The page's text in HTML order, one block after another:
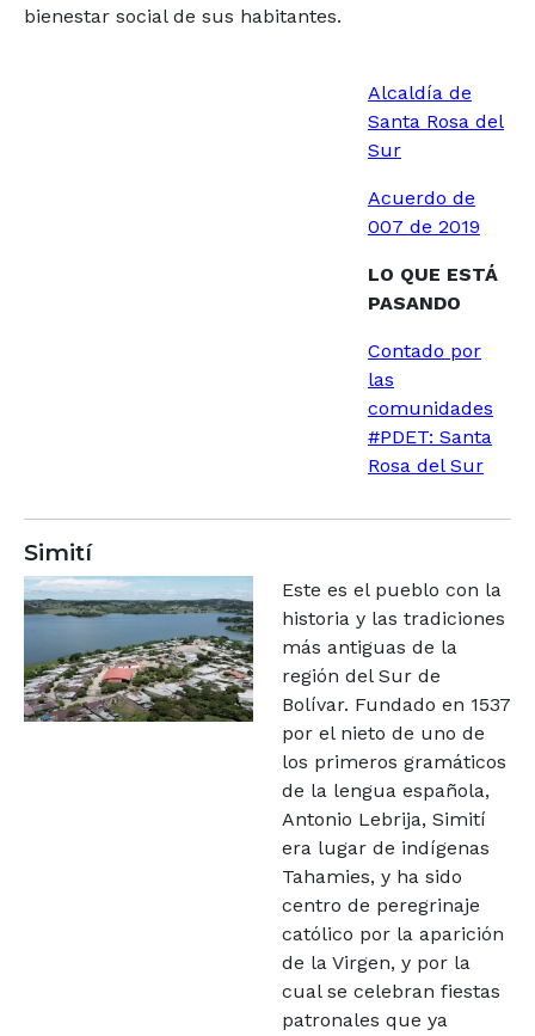
bienestar social de sus habitantes.
Alcaldía de
Santa Rosa del
Sur
Acuerdo de
007 de 2019
LO QUE ESTÁ
PASANDO
Contado por
las
comunidades
#PDET​: Santa
Rosa del Sur
Simití
Este es el pueblo con la
historia y las tradiciones
más antiguas de la
región del Sur de
Bolívar. Fundado en 1537
por el nieto de uno de
los primeros gramáticos
de la lengua española,
Antonio Lebrija, Simití
era lugar de indígenas
Tahamies, y ha sido
centro de peregrinaje
católico por la aparición
de la Virgen, y por la
cual se celebran fiestas
patronales que ya